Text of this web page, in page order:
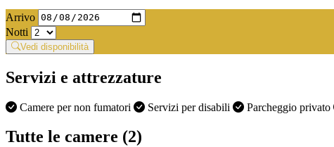
Arrivo
Notti
Vedi disponibilità
Servizi e attrezzature
Camere per non fumatori Servizi per disabili Parcheggio privato
Tutte le camere (2)